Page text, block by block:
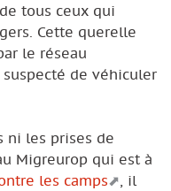
tous ceux qui
Cette querelle
le réseau
de véhiculer
ni les prises de
Migreurop qui est à
les camps
, il